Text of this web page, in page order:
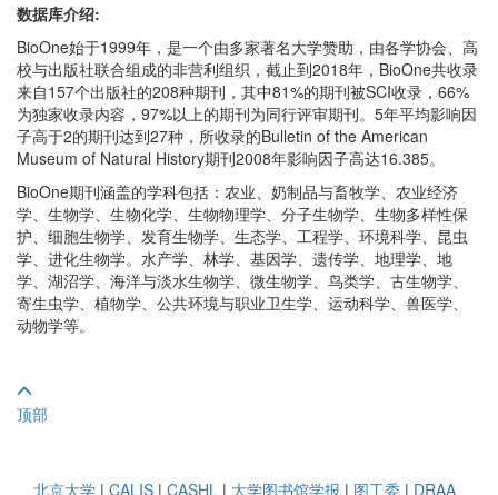
数据库介绍:
BioOne始于1999年，是一个由多家著名大学赞助，由各学协会、高
校与出版社联合组成的非营利组织，截止到2018年，BioOne共收录
来自157个出版社的208种期刊，其中81%的期刊被SCI收录，66%
为独家收录内容，97%以上的期刊为同行评审期刊。5年平均影响因
子高于2的期刊达到27种，所收录的Bulletin of the American
Museum of Natural History期刊2008年影响因子高达16.385。
BioOne期刊涵盖的学科包括：农业、奶制品与畜牧学、农业经济
学、生物学、生物化学、生物物理学、分子生物学、生物多样性保
护、细胞生物学、发育生物学、生态学、工程学、环境科学、昆虫
学、进化生物学。水产学、林学、基因学、遗传学、地理学、地
学、湖沼学、海洋与淡水生物学、微生物学、鸟类学、古生物学、
寄生虫学、植物学、公共环境与职业卫生学、运动科学、兽医学、
动物学等。
顶部
北京大学 | CALIS | CASHL | 大学图书馆学报 | 图工委 | DRAA